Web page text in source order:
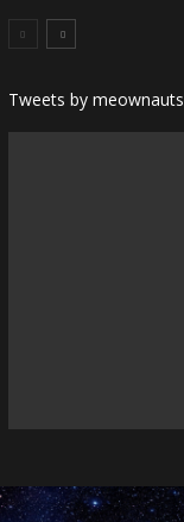
Tweets by meownauts